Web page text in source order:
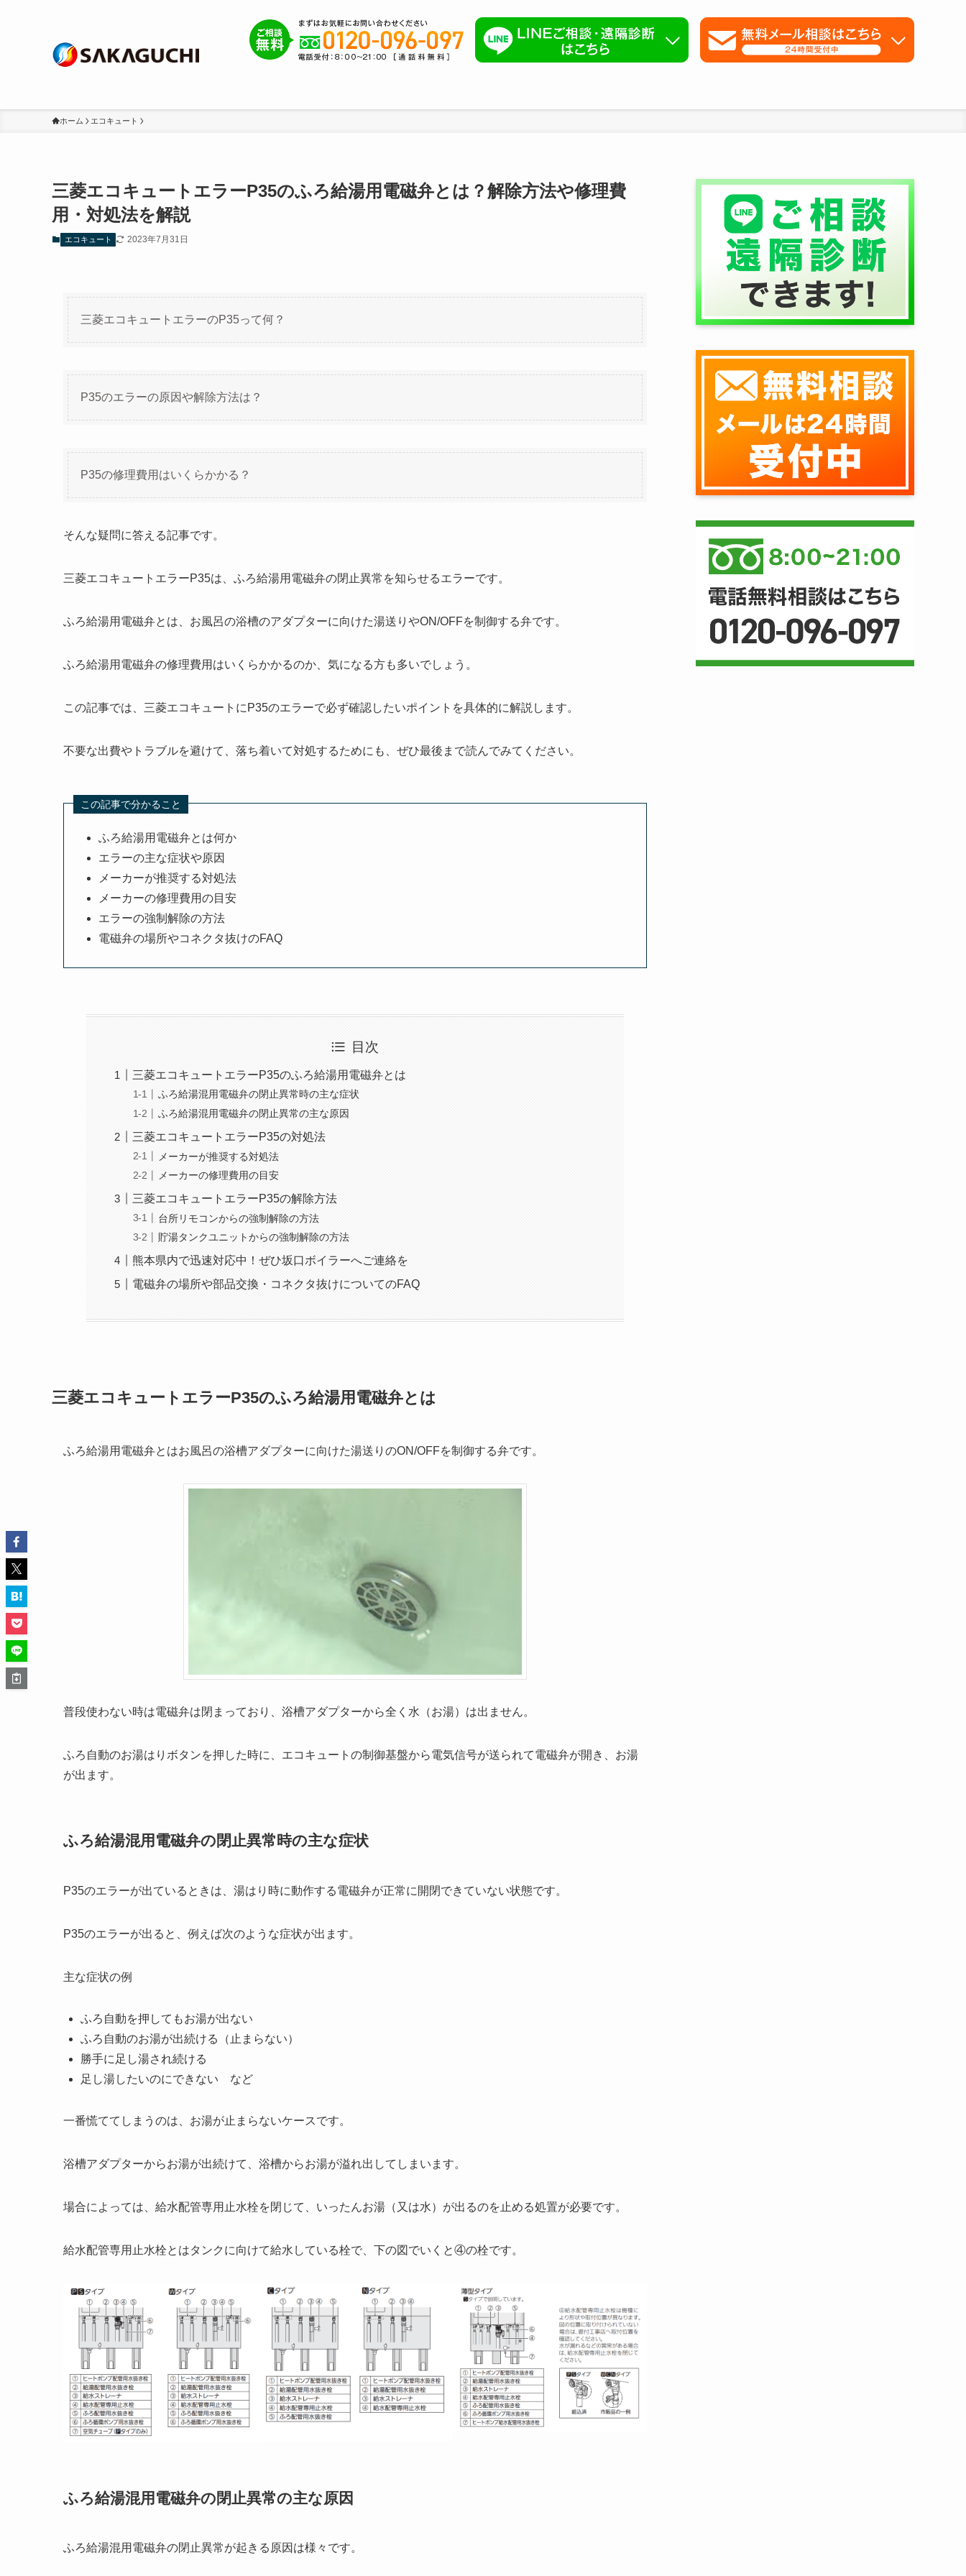
ホーム エコキュート
三菱エコキュートエラーP35のふろ給湯用電磁弁とは？解除方法や修理費
用・対処法を解説
エコキュート 2023年7月31日
三菱エコキュートエラーのP35って何？
P35のエラーの原因や解除方法は？
P35の修理費用はいくらかかる？
そんな疑問に答える記事です。
三菱エコキュートエラーP35は、ふろ給湯用電磁弁の閉止異常を知らせるエラーです。
ふろ給湯用電磁弁とは、お風呂の浴槽のアダプターに向けた湯送りやON/OFFを制御する弁です。
ふろ給湯用電磁弁の修理費用はいくらかかるのか、気になる方も多いでしょう。
この記事では、三菱エコキュートにP35のエラーで必ず確認したいポイントを具体的に解説します。
不要な出費やトラブルを避けて、落ち着いて対処するためにも、ぜひ最後まで読んでみてください。
この記事で分かること
ふろ給湯用電磁弁とは何か
エラーの主な症状や原因
メーカーが推奨する対処法
メーカーの修理費用の目安
エラーの強制解除の方法
電磁弁の場所やコネクタ抜けのFAQ
目次
三菱エコキュートエラーP35のふろ給湯用電磁弁とは
ふろ給湯混用電磁弁の閉止異常時の主な症状
ふろ給湯混用電磁弁の閉止異常の主な原因
三菱エコキュートエラーP35の対処法
メーカーが推奨する対処法
メーカーの修理費用の目安
三菱エコキュートエラーP35の解除方法
台所リモコンからの強制解除の方法
貯湯タンクユニットからの強制解除の方法
熊本県内で迅速対応中！ぜひ坂口ボイラーへご連絡を
電磁弁の場所や部品交換・コネクタ抜けについてのFAQ
三菱エコキュートエラーP35のふろ給湯用電磁弁とは
ふろ給湯用電磁弁とはお風呂の浴槽アダプターに向けた湯送りのON/OFFを制御する弁です。
普段使わない時は電磁弁は閉まっており、浴槽アダプターから全く水（お湯）は出ません。
ふろ自動のお湯はりボタンを押した時に、エコキュートの制御基盤から電気信号が送られて電磁弁が開き、お湯
が出ます。
ふろ給湯混用電磁弁の閉止異常時の主な症状
P35のエラーが出ているときは、湯はり時に動作する電磁弁が正常に開閉できていない状態です。
P35のエラーが出ると、例えば次のような症状が出ます。
主な症状の例
ふろ自動を押してもお湯が出ない
ふろ自動のお湯が出続ける（止まらない）
勝手に足し湯され続ける
足し湯したいのにできない など
一番慌ててしまうのは、お湯が止まらないケースです。
浴槽アダプターからお湯が出続けて、浴槽からお湯が溢れ出してしまいます。
場合によっては、給水配管専用止水栓を閉じて、いったんお湯（又は水）が出るのを止める処置が必要です。
給水配管専用止水栓とはタンクに向けて給水している栓で、下の図でいくと④の栓です。
ふろ給湯混用電磁弁の閉止異常の主な原因
ふろ給湯混用電磁弁の閉止異常が起きる原因は様々です。